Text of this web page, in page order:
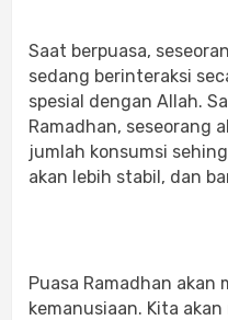
Saat berpuasa,
sedang berinteraksi
spesial dengan Allah.
Ramadhan, seseorang
jumlah konsumsi
akan lebih stabil, dan
Puasa Ramadhan akan
kemanusiaan. Kita